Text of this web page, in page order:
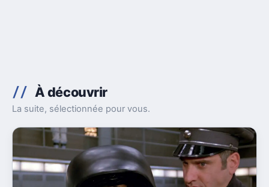
À découvrir
La suite, sélectionnée pour vous.